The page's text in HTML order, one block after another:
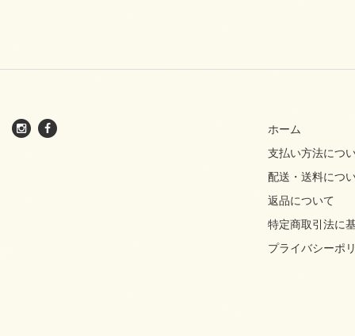
ホーム
支払い方法につ
配送・送料につ
返品について
特定商取引法に
プライバシーポ